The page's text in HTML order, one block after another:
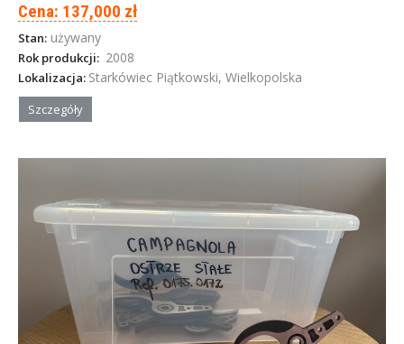
Cena: 137,000 zł
Stan: używany
Rok produkcji: 2008
Lokalizacja: Starkówiec Piątkowski, Wielkopolska
Szczegóły